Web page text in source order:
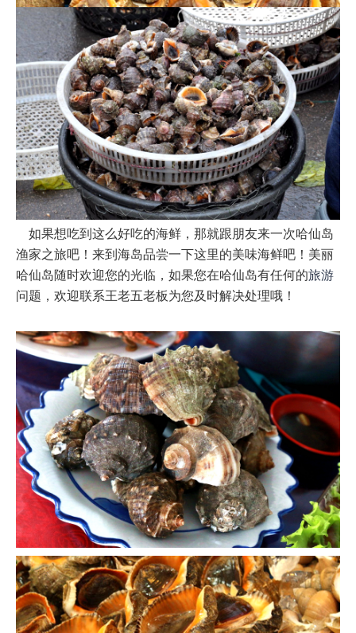
如果想吃到这么好吃的海鲜，那就跟朋友来一次哈仙岛
渔家之旅吧！来到海岛品尝一下这里的美味海鲜吧！美丽
哈仙岛随时欢迎您的光临，如果您在哈仙岛有任何的旅游
问题，欢迎联系王老五老板为您及时解决处理哦！